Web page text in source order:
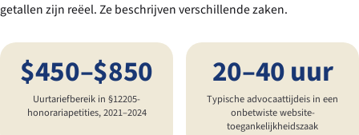
getallen zijn reëel. Ze beschrijven verschillende zaken.
$450–$850
Uurtariefbereik in §12205-
honorariapetities, 2021–2024
20–40 uur
Typische advocaattijdeis in een
onbetwiste website-
toegankelijkheidszaak